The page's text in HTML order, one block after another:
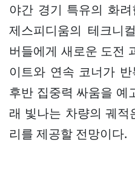
야간 경기 특유의 화
제스피디움의 테크니
버들에게 새로운 도전
이트와 연속 코너가
후반 집중력 싸움을 예
래 빛나는 차량의 궤적
리를 제공할 전망이다.